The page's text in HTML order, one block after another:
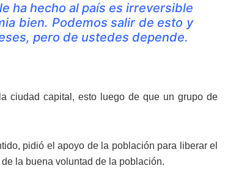
ha hecho al país es irreversible
bien. Podemos salir de esto y
pero de ustedes depende.
ciudad capital, esto luego de que un grupo de
pidió el apoyo de la población para liberar el
la buena voluntad de la población.